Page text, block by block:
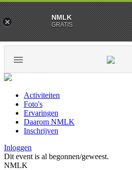
Activiteiten
Foto's
Ervaringen
Daarom NMLK
Inschrijven
Inloggen
Dit event is al begonnen/geweest.
NMLK
NMLK
GRATIS